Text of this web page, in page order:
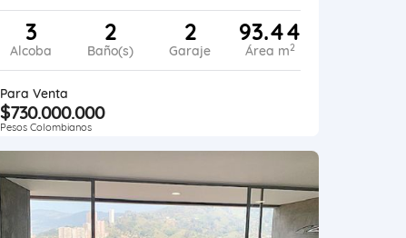
3
Alcoba
2
Baño(s)
2
Garaje
93.44
Área m2
Para Venta
$730.000.000
Pesos Colombianos